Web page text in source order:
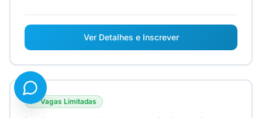
Ver Detalhes e Inscrever
Vagas Limitadas